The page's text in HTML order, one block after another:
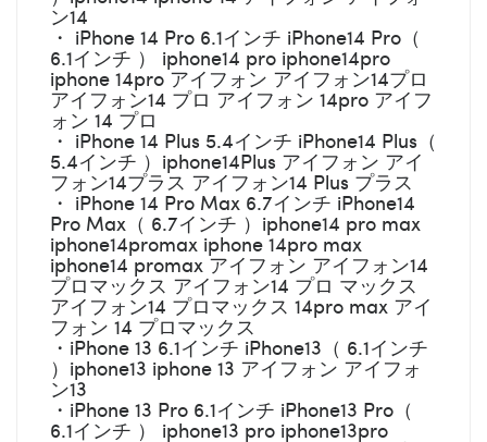
ン14
・ iPhone 14 Pro 6.1インチ iPhone14 Pro（
6.1インチ ） iphone14 pro iphone14pro
iphone 14pro アイフォン アイフォン14プロ
アイフォン14 プロ アイフォン 14pro アイフ
ォン 14 プロ
・ iPhone 14 Plus 5.4インチ iPhone14 Plus（
5.4インチ ）iphone14Plus アイフォン アイ
フォン14プラス アイフォン14 Plus プラス
・ iPhone 14 Pro Max 6.7インチ iPhone14
Pro Max（ 6.7インチ ）iphone14 pro max
iphone14promax iphone 14pro max
iphone14 promax アイフォン アイフォン14
プロマックス アイフォン14 プロ マックス
アイフォン14 プロマックス 14pro max アイ
フォン 14 プロマックス
・iPhone 13 6.1インチ iPhone13（ 6.1インチ
）iphone13 iphone 13 アイフォン アイフォ
ン13
・iPhone 13 Pro 6.1インチ iPhone13 Pro（
6.1インチ ） iphone13 pro iphone13pro